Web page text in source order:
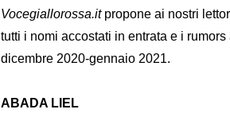
Vocegiallorossa.it propone ai nostri
tutti i nomi accostati in entrata e i
dicembre 2020-gennaio 2021.
ABADA LIEL